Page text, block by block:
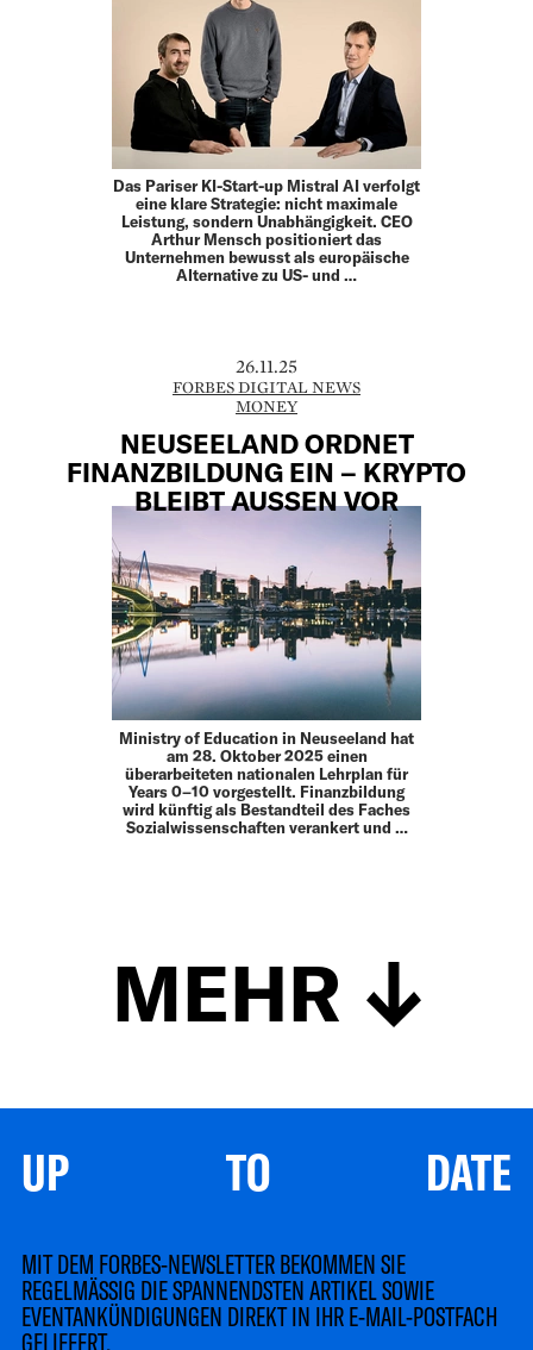
Das Pariser KI-Start-up Mistral AI verfolgt
eine klare Strategie: nicht maximale
Leistung, sondern Unabhängigkeit. CEO
Arthur Mensch positioniert das
Unternehmen bewusst als europäische
Alternative zu US- und …
26.11.25
FORBES DIGITAL NEWS
MONEY
NEUSEELAND ORDNET
FINANZBILDUNG EIN – KRYPTO
BLEIBT AUSSEN VOR
Ministry of Education in Neuseeland hat
am 28. Oktober 2025 einen
überarbeiteten nationalen Lehrplan für
Years 0–10 vorgestellt. Finanzbildung
wird künftig als Bestandteil des Faches
Sozialwissenschaften verankert und …
MEHR
UP TO DATE
MIT DEM FORBES-NEWSLETTER BEKOMMEN SIE
REGELMÄSSIG DIE SPANNENDSTEN ARTIKEL SOWIE
EVENTANKÜNDIGUNGEN DIREKT IN IHR E-MAIL-POSTFACH
GELIEFERT.